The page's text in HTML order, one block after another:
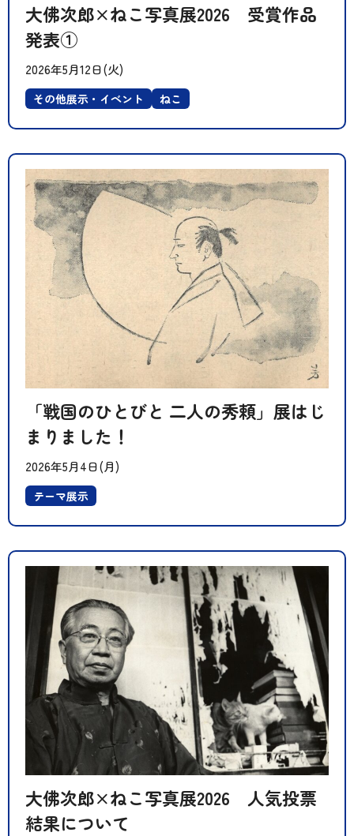
大佛次郎×ねこ写真展2026 受賞作品
発表①
2026年5月12日(火)
その他展示・イベント ねこ
「戦国のひとびと 二人の秀頼」展はじ
まりました！
2026年5月4日(月)
テーマ展示
大佛次郎×ねこ写真展2026 人気投票
結果について